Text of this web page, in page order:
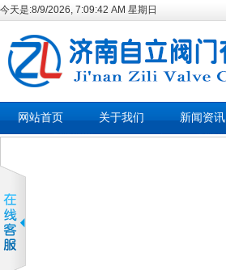
今天是:8/9/2026, 7:09:42 AM 星期日
网站首页 关于我们 新闻资讯